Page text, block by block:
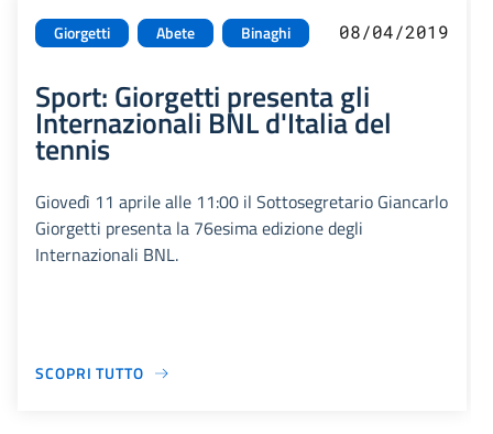
Giorgetti Abete Binaghi 08/04/2019
Sport: Giorgetti presenta gli
Internazionali BNL d'Italia del
tennis
Giovedì 11 aprile alle 11:00 il Sottosegretario Giancarlo
Giorgetti presenta la 76esima edizione degli
Internazionali BNL.
SCOPRI TUTTO